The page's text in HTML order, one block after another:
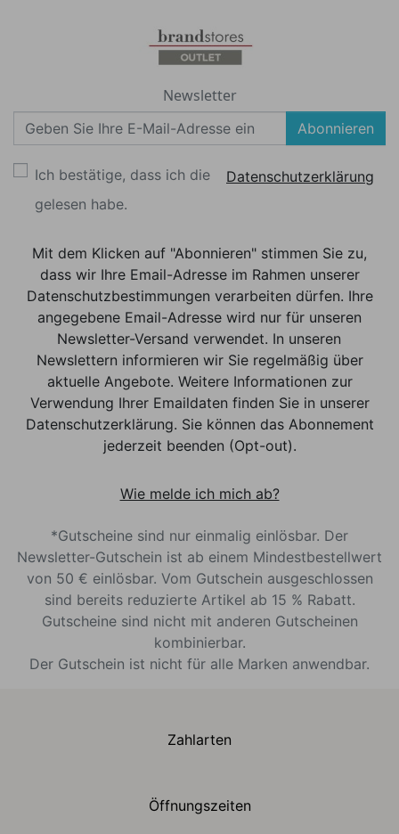
Newsletter
Abonnieren
Ich bestätige, dass ich die
Datenschutzerklärung
gelesen habe.
Mit dem Klicken auf "Abonnieren" stimmen Sie zu,
dass wir Ihre Email-Adresse im Rahmen unserer
Datenschutzbestimmungen verarbeiten dürfen. Ihre
angegebene Email-Adresse wird nur für unseren
Newsletter-Versand verwendet. In unseren
Newslettern informieren wir Sie regelmäßig über
aktuelle Angebote. Weitere Informationen zur
Verwendung Ihrer Emaildaten finden Sie in unserer
Datenschutzerklärung. Sie können das Abonnement
jederzeit beenden (Opt-out).
Wie melde ich mich ab?
*Gutscheine sind nur einmalig einlösbar. Der
Newsletter-Gutschein ist ab einem Mindestbestellwert
von 50 € einlösbar. Vom Gutschein ausgeschlossen
sind bereits reduzierte Artikel ab 15 % Rabatt.
Gutscheine sind nicht mit anderen Gutscheinen
kombinierbar.
Der Gutschein ist nicht für alle Marken anwendbar.
Zahlarten
Öffnungszeiten